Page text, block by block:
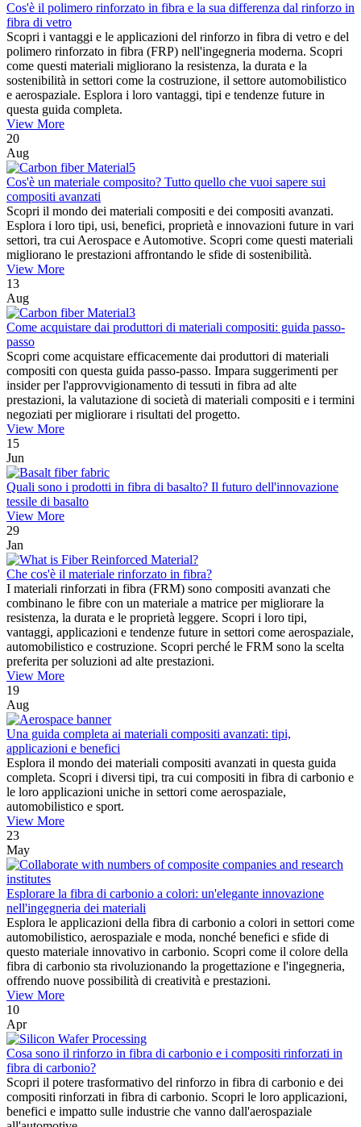
Cos'è il polimero rinforzato in fibra e la sua differenza dal rinforzo in
fibra di vetro
Scopri i vantaggi e le applicazioni del rinforzo in fibra di vetro e del
polimero rinforzato in fibra (FRP) nell'ingegneria moderna. Scopri
come questi materiali migliorano la resistenza, la durata e la
sostenibilità in settori come la costruzione, il settore automobilistico
e aerospaziale. Esplora i loro vantaggi, tipi e tendenze future in
questa guida completa.
View More
20
Aug
Cos'è un materiale composito? Tutto quello che vuoi sapere sui
compositi avanzati
Scopri il mondo dei materiali compositi e dei compositi avanzati.
Esplora i loro tipi, usi, benefici, proprietà e innovazioni future in vari
settori, tra cui Aerospace e Automotive. Scopri come questi materiali
migliorano le prestazioni affrontando le sfide di sostenibilità.
View More
13
Aug
Come acquistare dai produttori di materiali compositi: guida passo-
passo
Scopri come acquistare efficacemente dai produttori di materiali
compositi con questa guida passo-passo. Impara suggerimenti per
insider per l'approvvigionamento di tessuti in fibra ad alte
prestazioni, la valutazione di società di materiali compositi e i termini
negoziati per migliorare i risultati del progetto.
View More
15
Jun
Quali sono i prodotti in fibra di basalto? Il futuro dell'innovazione
tessile di basalto
View More
29
Jan
Che cos'è il materiale rinforzato in fibra?
I materiali rinforzati in fibra (FRM) sono compositi avanzati che
combinano le fibre con un materiale a matrice per migliorare la
resistenza, la durata e le proprietà leggere. Scopri i loro tipi,
vantaggi, applicazioni e tendenze future in settori come aerospaziale,
automobilistico e costruzione. Scopri perché le FRM sono la scelta
preferita per soluzioni ad alte prestazioni.
View More
19
Aug
Una guida completa ai materiali compositi avanzati: tipi,
applicazioni e benefici
Esplora il mondo dei materiali compositi avanzati in questa guida
completa. Scopri i diversi tipi, tra cui compositi in fibra di carbonio e
le loro applicazioni uniche in settori come aerospaziale,
automobilistico e sport.
View More
23
May
Esplorare la fibra di carbonio a colori: un'elegante innovazione
nell'ingegneria dei materiali
Esplora le applicazioni della fibra di carbonio a colori in settori come
automobilistico, aerospaziale e moda, nonché benefici e sfide di
questo materiale innovativo in carbonio. Scopri come il colore della
fibra di carbonio sta rivoluzionando la progettazione e l'ingegneria,
offrendo nuove possibilità di creatività e prestazioni.
View More
10
Apr
Cosa sono il rinforzo in fibra di carbonio e i compositi rinforzati in
fibra di carbonio?
Scopri il potere trasformativo del rinforzo in fibra di carbonio e dei
compositi rinforzati in fibra di carbonio. Scopri le loro applicazioni,
benefici e impatto sulle industrie che vanno dall'aerospaziale